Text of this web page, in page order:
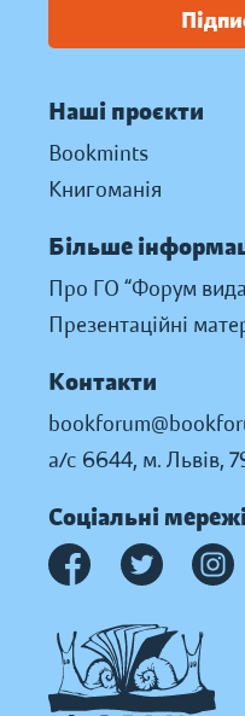
Наші проєкти
Bookmints
Книгоманія
Більше
Про ГО “Форум
Презентаційні
Контакти
а/с 6644, м. Львів,
Соціальні